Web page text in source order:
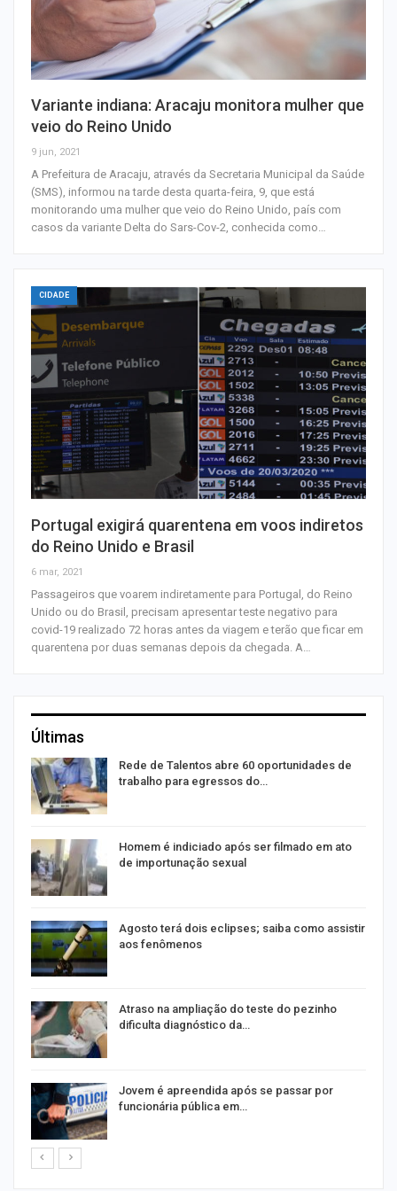
Variante indiana: Aracaju monitora mulher que
veio do Reino Unido
9 jun, 2021
A Prefeitura de Aracaju, através da Secretaria Municipal da Saúde
(SMS), informou na tarde desta quarta-feira, 9, que está
monitorando uma mulher que veio do Reino Unido, país com
casos da variante Delta do Sars-Cov-2, conhecida como…
CIDADE
Portugal exigirá quarentena em voos indiretos
do Reino Unido e Brasil
6 mar, 2021
Passageiros que voarem indiretamente para Portugal, do Reino
Unido ou do Brasil, precisam apresentar teste negativo para
covid-19 realizado 72 horas antes da viagem e terão que ficar em
quarentena por duas semanas depois da chegada. A…
Últimas
Rede de Talentos abre 60 oportunidades de
trabalho para egressos do…
Homem é indiciado após ser filmado em ato
de importunação sexual
Agosto terá dois eclipses; saiba como assistir
aos fenômenos
Atraso na ampliação do teste do pezinho
dificulta diagnóstico da…
Jovem é apreendida após se passar por
funcionária pública em…